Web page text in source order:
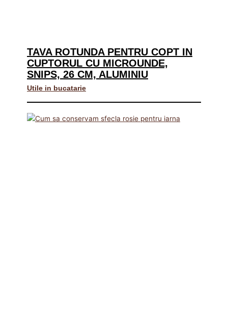
TAVA ROTUNDA PENTRU COPT IN
CUPTORUL CU MICROUNDE,
SNIPS, 26 CM, ALUMINIU
Utile in bucatarie